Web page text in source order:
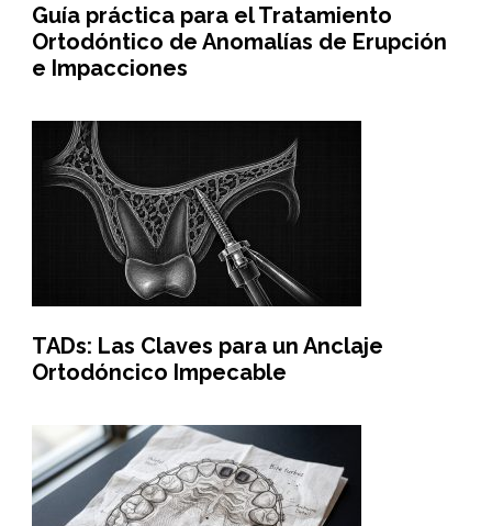
Guía práctica para el Tratamiento
Ortodóntico de Anomalías de Erupción
e Impacciones
TADs: Las Claves para un Anclaje
Ortodóncico Impecable